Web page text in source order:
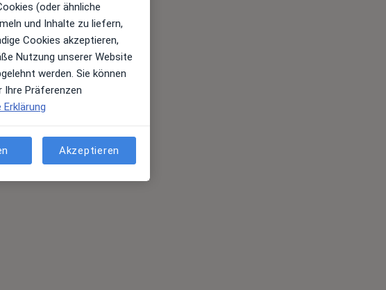
(oder ähnliche
und Inhalte zu liefern,
Cookies akzeptieren,
Nutzung unserer Website
werden. Sie können
Ihre Präferenzen
Akzeptieren